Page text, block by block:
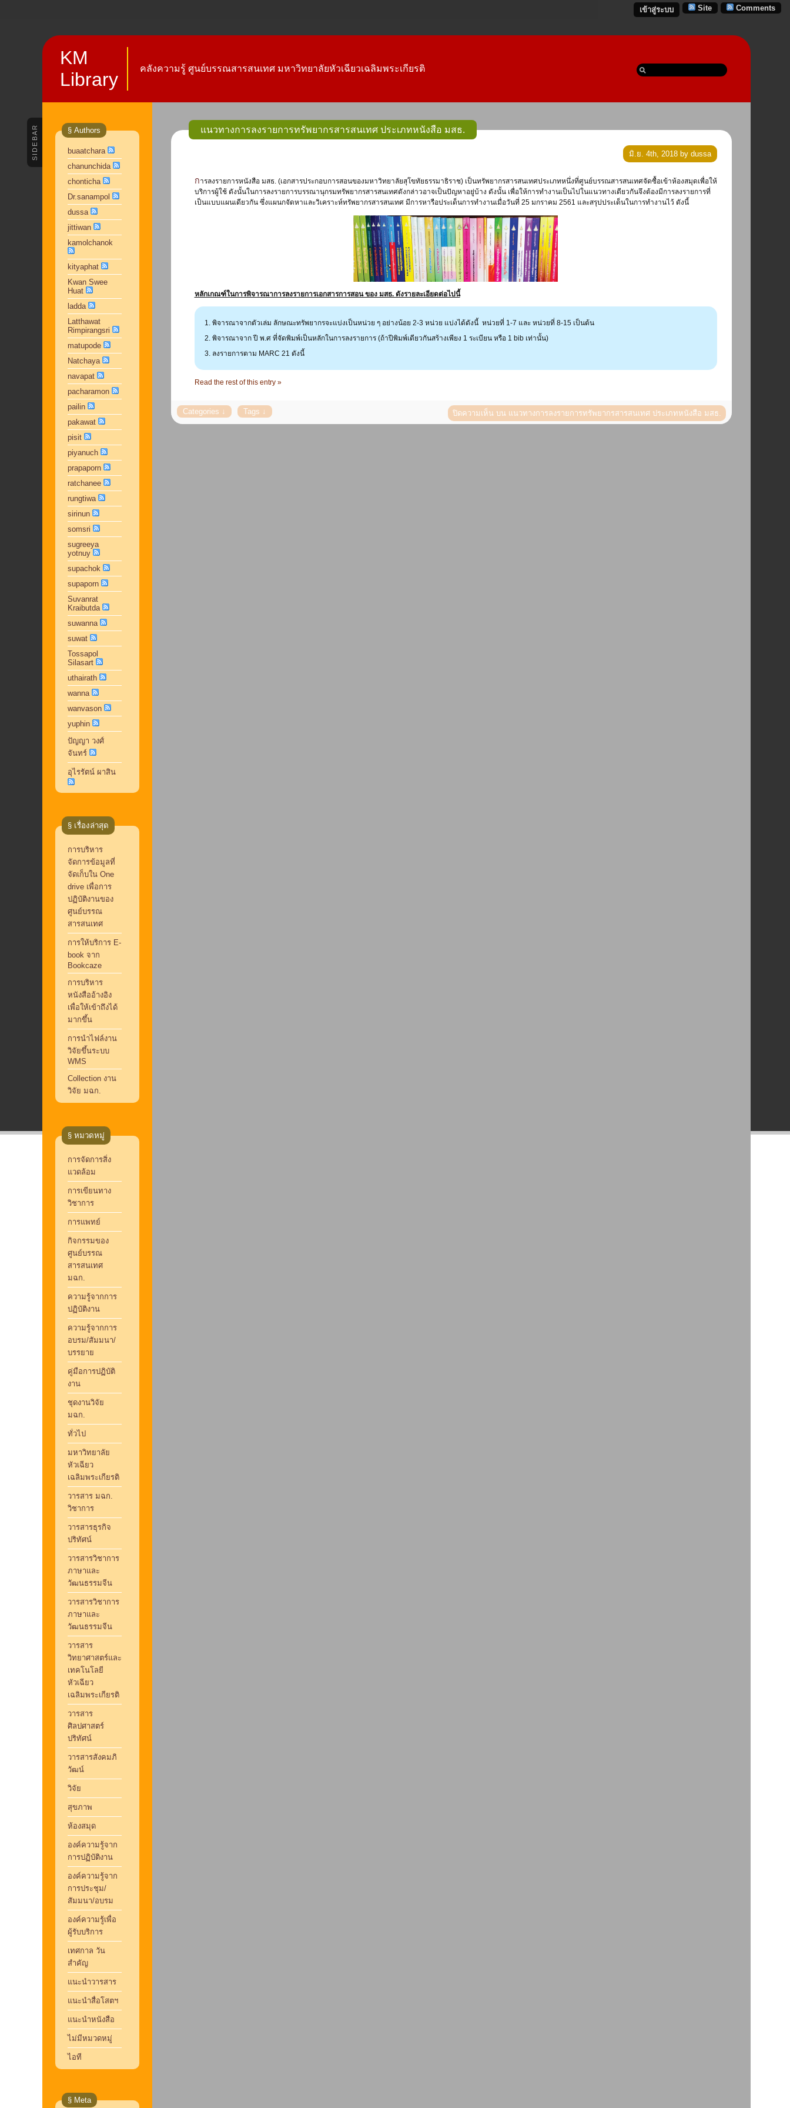
Comments
Site
เข้าสู่ระบบ
KM
Library
คลังความรู้ ศูนย์บรรณสารสนเทศ มหาวิทยาลัยหัวเฉียวเฉลิมพระเกียรติ
SIDEBAR § Authors
buaatchara
chanunchida
chonticha
Dr.sanampol
dussa
jittiwan
kamolchanok
kityaphat
Kwan Swee
Huat
ladda
Latthawat
Rimpirangsri
matupode
Natchaya
navapat
pacharamon
pailin
pakawat
pisit
piyanuch
prapaporn
ratchanee
rungtiwa
sirinun
somsri
sugreeya
yotnuy
supachok
supaporn
Suvanrat
Kraibutda
suwanna
suwat
Tossapol
Silasart
uthairath
wanna
wanvason
yuphin
ปัญญา วงศ์
จันทร์
อุไรรัตน์ ผาสิน
§ เรื่องล่าสุด
การบริหาร
จัดการข้อมูลที่
จัดเก็บใน One
drive เพื่อการ
ปฏิบัติงานของ
ศูนย์บรรณ
สารสนเทศ
การให้บริการ E-
book จาก
Bookcaze
การบริหาร
หนังสืออ้างอิง
เพื่อให้เข้าถึงได้
มากขึ้น
การนำไฟล์งาน
วิจัยขึ้นระบบ
WMS
Collection งาน
วิจัย มฉก.
§ หมวดหมู่
การจัดการสิ่ง
แวดล้อม
การเขียนทาง
วิชาการ
การแพทย์
กิจกรรมของ
ศูนย์บรรณ
สารสนเทศ
มฉก.
ความรู้จากการ
ปฏิบัติงาน
ความรู้จากการ
อบรม/สัมมนา/
บรรยาย
คู่มือการปฏิบัติ
งาน
ชุดงานวิจัย
มฉก.
ทั่วไป
มหาวิทยาลัย
หัวเฉียว
เฉลิมพระเกียรติ
วารสาร มฉก.
วิชาการ
วารสารธุรกิจ
ปริทัศน์
วารสารวิชาการ
ภาษาและ
วัฒนธรรมจีน
วารสารวิชาการ
ภาษาและ
วัฒนธรรมจีน
วารสาร
วิทยาศาสตร์และ
เทคโนโลยี
หัวเฉียว
เฉลิมพระเกียรติ
วารสาร
ศิลปศาสตร์
ปริทัศน์
วารสารสังคมภิ
วัฒน์
วิจัย
สุขภาพ
ห้องสมุด
องค์ความรู้จาก
การปฏิบัติงาน
องค์ความรู้จาก
การประชุม/
สัมมนา/อบรม
องค์ความรู้เพื่อ
ผู้รับบริการ
เทศกาล วัน
สำคัญ
แนะนำวารสาร
แนะนำสื่อโสตฯ
แนะนำหนังสือ
ไม่มีหมวดหมู่
ไอที
§ Meta
แนวทางการลงรายการทรัพยากรสารสนเทศ ประเภทหนังสือ มสธ.
มิ.ย. 4th, 2018 by dussa
การลงรายการหนังสือ มสธ. (เอกสารประกอบการสอนของมหาวิทยาลัยสุโขทัยธรรมาธิราช) เป็นทรัพยากรสารสนเทศประเภทหนึ่งที่ศูนย์บรรณสารสนเทศจัดซื้อเข้าห้องสมุดเพื่อให้
บริการผู้ใช้ ดังนั้นในการลงรายการบรรณานุกรมทรัพยากรสารสนเทศดังกล่าวอาจเป็นปัญหาอยู่บ้าง ดังนั้น เพื่อให้การทำงานเป็นไปในแนวทางเดียวกันจึงต้องมีการลงรายการที่
เป็นแบบแผนเดียวกัน ซึ่งแผนกจัดหาและวิเคราะห์ทรัพยากรสารสนเทศ มีการหารือประเด็นการทำงานเมื่อวันที่ 25 มกราคม 2561 และสรุปประเด็นในการทำงานไว้ ดังนี้
หลักเกณฑ์ในการพิจารณาการลงรายการเอกสารการสอน ของ มสธ. ดังรายละเอียดต่อไปนี้
พิจารณาจากตัวเล่ม ลักษณะทรัพยากรจะแบ่งเป็นหน่วย ๆ อย่างน้อย 2-3 หน่วย แบ่งได้ดังนี้ หน่วยที่ 1-7 และ หน่วยที่ 8-15 เป็นต้น
พิจารณาจาก ปี พ.ศ ที่จัดพิมพ์เป็นหลักในการลงรายการ (ถ้าปีพิมพ์เดียวกันสร้างเพียง 1 ระเบียน หรือ 1 bib เท่านั้น)
ลงรายการตาม MARC 21 ดังนี้
Read the rest of this entry »
ปิดความเห็น บน แนวทางการลงรายการทรัพยากรสารสนเทศ ประเภทหนังสือ มสธ.